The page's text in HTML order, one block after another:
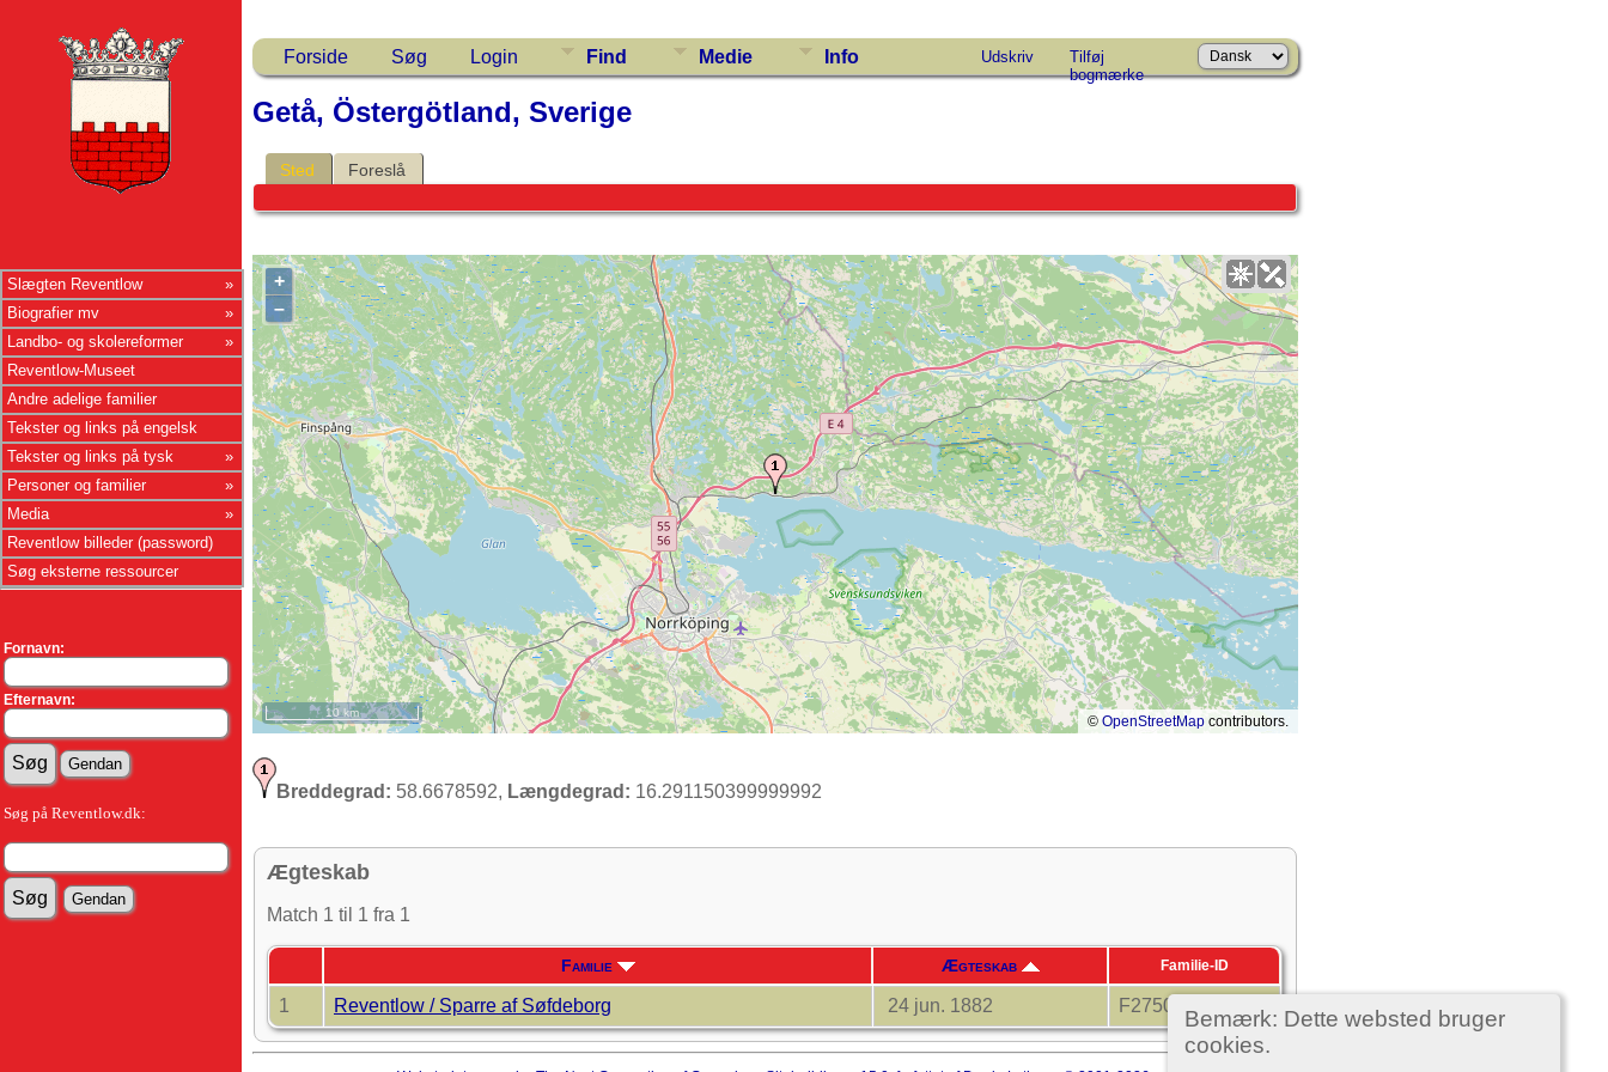
Slægten Reventlow
Biografier mv
Landbo- og skolereformer
Reventlow-Museet
Andre adelige familier
Tekster og links på engelsk
Tekster og links på tysk
Personer og familier
Media
Reventlow billeder (password)
Søg eksterne ressourcer
Fornavn:
Efternavn:
Søg på Reventlow.dk:
Forside Søg Login Find Medie Info Udskriv
Tilføj
bogmærke
Bemærk: Dette websted bruger
cookies.
Getå, Östergötland, Sverige
Sted Foreslå
+
–
© OpenStreetMapcontributors.
10 km
Breddegrad: 58.6678592, Længdegrad: 16.291150399999992
Ægteskab
Match 1 til 1 fra 1
Familie Ægteskab Familie-ID
1 Reventlow / Sparre af Søfdeborg 24 jun. 1882 F27500